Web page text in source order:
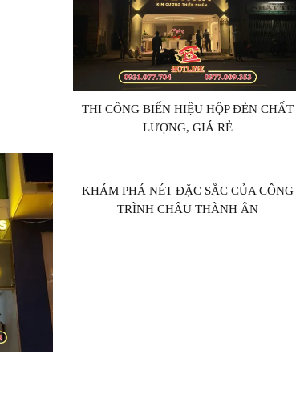
THI CÔNG BIỂN HIỆU HỘP ĐÈN CHẤT
LƯỢNG, GIÁ RẺ
KHÁM PHÁ NÉT ĐẶC SẮC CỦA CÔNG
TRÌNH CHÂU THÀNH ÂN